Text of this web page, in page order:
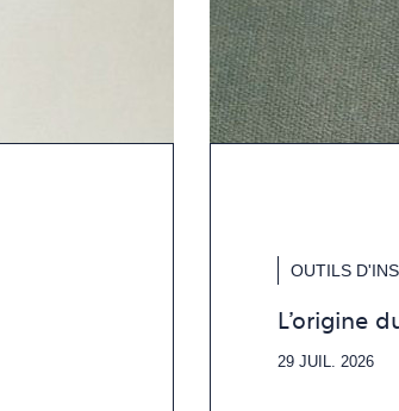
OUTILS
L'origine
29 JUIL. 2026